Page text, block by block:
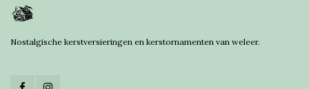
Nostalgische kerstversieringen en kerstornamenten van weleer.